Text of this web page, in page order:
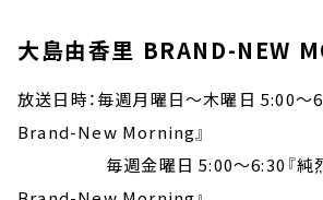
大島由香里 BRAND-NEW
放送日時：毎週月曜日～木曜日 5:00～
Brand-New Morning』
毎週金曜日 5:00～6:30『純烈